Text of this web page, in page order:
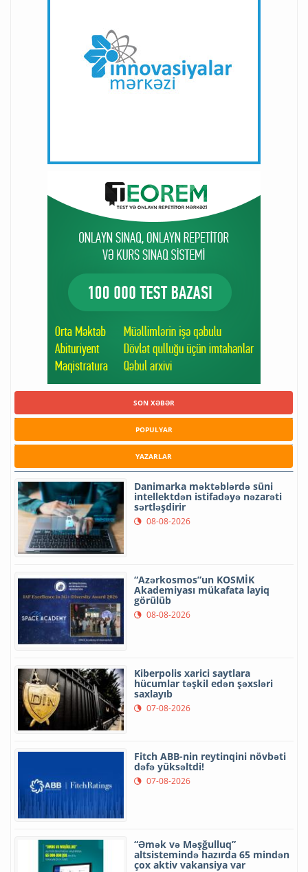
SON XƏBƏR
POPULYAR
YAZARLAR
Danimarka məktəblərdə süni
intellektdən istifadəyə nəzarəti
sərtləşdirir
08-08-2026
“Azərkosmos”un KOSMİK
Akademiyası mükafata layiq
görülüb
08-08-2026
Kiberpolis xarici saytlara
hücumlar təşkil edən şəxsləri
saxlayıb
07-08-2026
Fitch ABB-nin reytinqini növbəti
dəfə yüksəltdi!
07-08-2026
“Əmək və Məşğulluq”
altsistemində hazırda 65 mindən
çox aktiv vakansiya var